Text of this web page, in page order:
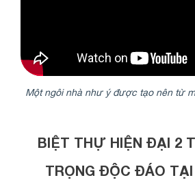
Một ngôi nhà như ý được tạo nên từ
BIỆT THỰ HIỆN ĐẠI 2
TRỌNG ĐỘC ĐÁO TẠI